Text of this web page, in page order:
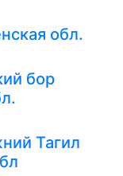
обл.
бор
Тагил